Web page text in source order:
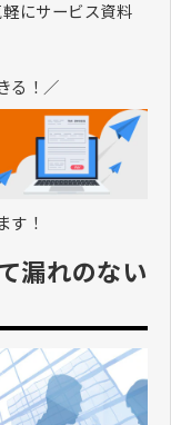
にサービス資料
る！／
す！
漏れのない